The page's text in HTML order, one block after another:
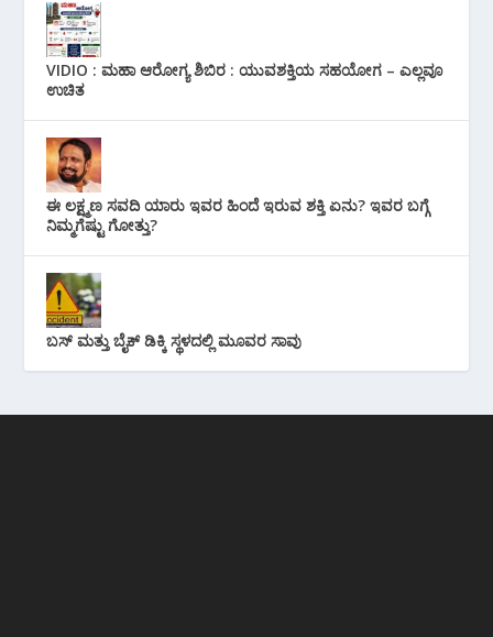
VIDIO : ಮಹಾ ಆರೋಗ್ಯ ಶಿಬಿರ : ಯುವಶಕ್ತಿಯ ಸಹಯೋಗ – ಎಲ್ಲವೂ
ಉಚಿತ
ಈ ಲಕ್ಷ್ಮಣ ಸವದಿ ಯಾರು ಇವರ ಹಿಂದೆ ಇರುವ ಶಕ್ತಿ ಏನು? ಇವರ ಬಗ್ಗೆ
ನಿಮ್ಮಗೆಷ್ಟು ಗೋತ್ತು?
ಬಸ್ ಮತ್ತು ಬೈಕ್ ಡಿಕ್ಕಿ ಸ್ಥಳದಲ್ಲಿ ಮೂವರ ಸಾವು